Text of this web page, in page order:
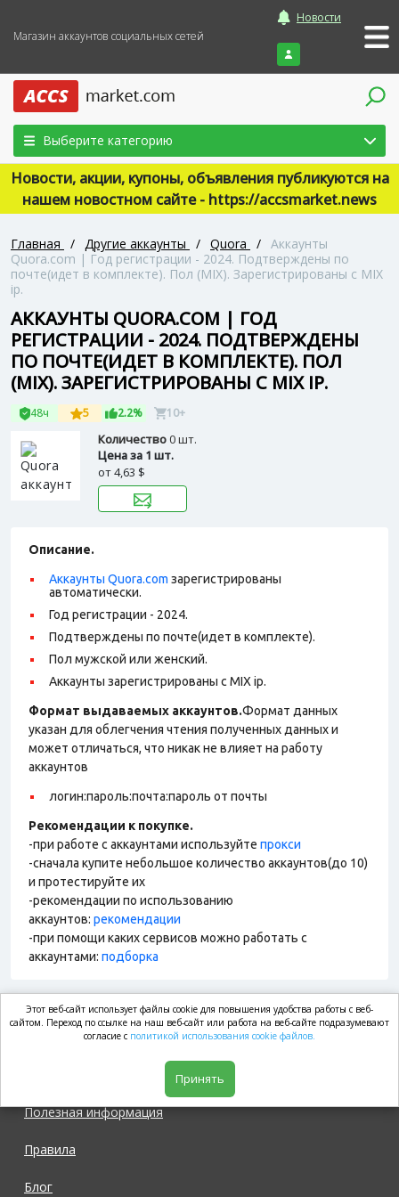
Магазин аккаунтов социальных сетей
Новости
Войти
Выберите категорию
Новости, акции, купоны, объявления публикуются на
нашем новостном сайте - https://accsmarket.news
Главная / Другие аккаунты / Quora / Аккаунты
Quora.com | Год регистрации - 2024. Подтверждены по
почте(идет в комплекте). Пол (MIX). Зарегистрированы с MIX
ip.
АККАУНТЫ QUORA.COM | ГОД
РЕГИСТРАЦИИ - 2024. ПОДТВЕРЖДЕНЫ
ПО ПОЧТЕ(ИДЕТ В КОМПЛЕКТЕ). ПОЛ
(MIX). ЗАРЕГИСТРИРОВАНЫ С MIX IP.
48ч 5 2.2% 10+
Количество0 шт.
Цена за 1 шт.
от4,63 $
Описание.
Аккаунты Quora.com зарегистрированы
автоматически.
Год регистрации - 2024.
Подтверждены по почте(идет в комплекте).
Пол мужской или женский.
Аккаунты зарегистрированы с MIX ip.
Формат выдаваемых аккаунтов.Формат данных
указан для облегчения чтения полученных данных и
может отличаться, что никак не влияет на работу
аккаунтов
логин:пароль:почта:пароль от почты
Рекомендации к покупке.
-при работе с аккаунтами используйте прокси
-сначала купите небольшое количество аккаунтов(до 10)
и протестируйте их
-рекомендации по использованию
аккаунтов: рекомендации
-при помощи каких сервисов можно работать с
аккаунтами: подборка
market.com
Полезная информация
Правила
Блог
Этот веб-сайт использует файлы cookie для повышения удобства работы с веб-
сайтом. Переход по ссылке на наш веб-сайт или работа на веб-сайте подразумевают
согласие с политикой использования cookie файлов.
Принять